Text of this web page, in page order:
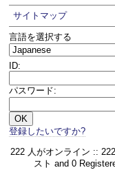
サイトマップ
言語を選択する
ID:
パスワード:
登録したいですか?
222 人がオンライン ::
スト and 0